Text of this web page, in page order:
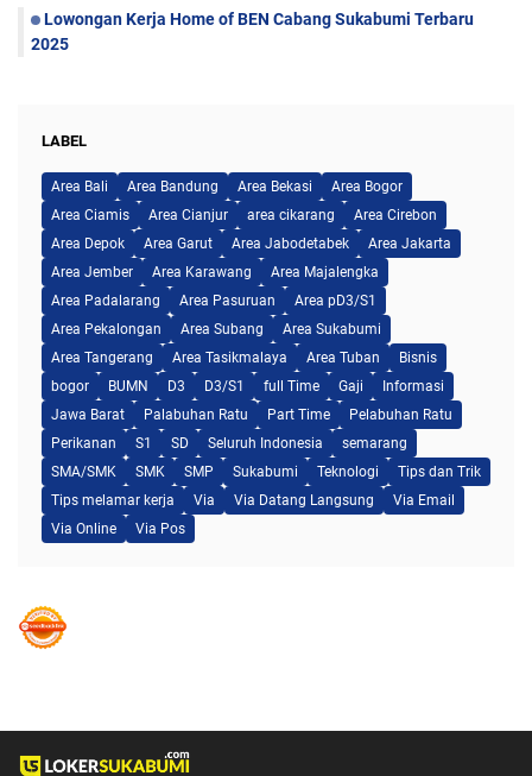
Lowongan Kerja Home of BEN Cabang Sukabumi Terbaru
2025
LABEL
Area Bali Area Bandung Area Bekasi
Area Bogor
Area Ciamis
Area Cianjur area cikarang
Area Cirebon
Area Depok
Area Garut Area Jabodetabek
Area Jakarta
Area Jember
Area Karawang
Area Majalengka
Area Padalarang
Area Pasuruan
Area pD3/S1
Area Pekalongan
Area Subang
Area Sukabumi
Area Tangerang
Area Tasikmalaya Area Tuban
Bisnis
bogor
BUMN D3 D3/S1 full Time Gaji
Informasi
Jawa Barat
Palabuhan Ratu Part Time
Pelabuhan Ratu
Perikanan
S1 SD Seluruh Indonesia
semarang
SMA/SMK
SMK SMP Sukabumi Teknologi
Tips dan Trik
Tips melamar kerja
Via Via Datang Langsung
Via Email
Via Online
Via Pos